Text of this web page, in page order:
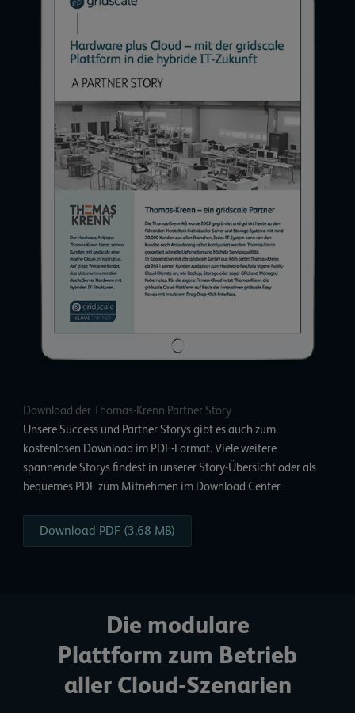
Download der Thomas-Krenn Partner Story
Unsere Success und Partner Storys gibt es auch zum
kostenlosen Download im PDF-Format. Viele weitere
spannende Storys findest in unserer Story-Übersicht oder als
bequemes PDF zum Mitnehmen im Download Center.
Download PDF (3,68 MB)
Die modulare
Plattform zum Betrieb
aller Cloud-Szenarien